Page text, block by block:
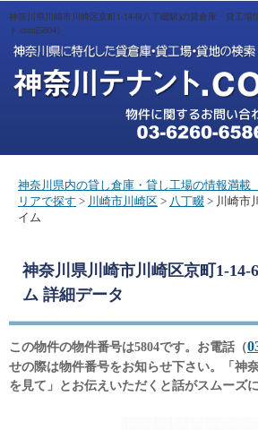
神奈川県川崎市川崎区京町1-14-6(八丁畷駅)の貸倉庫・貸工場
ト.com[5804]
神奈川県内の貸し倉庫・貸し工場の情報満載
リアで探す > 川崎市川崎区 > 八丁畷 > 川崎市
イム
神奈川県川崎市川崎区京町1-14-
ム 詳細データ
この物件の物件番号は5804です。お電話（
せの際は物件番号をお知らせ下さい。「神
を見て」とお伝えいただくと話がスムーズに